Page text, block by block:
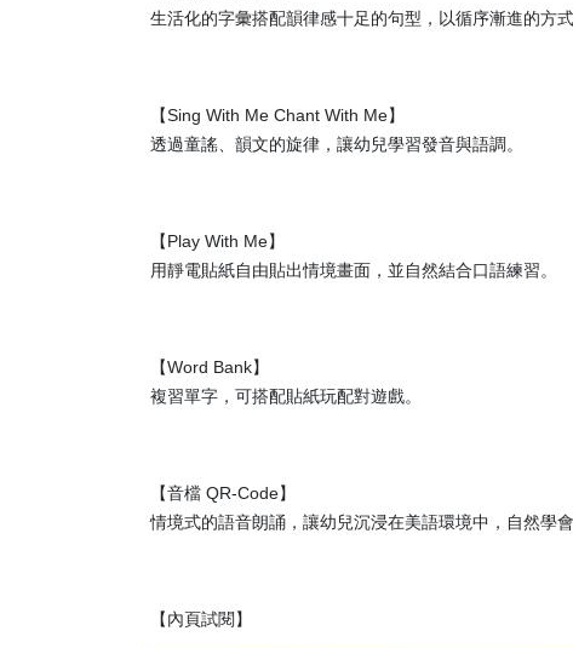
生活化的字彙搭配韻律感十足的句型，以循序漸進的方式
【Sing With Me Chant With Me】
透過童謠、韻文的旋律，讓幼兒學習發音與語調。
【Play With Me】
用靜電貼紙自由貼出情境畫面，並自然結合口語練習。
【Word Bank】
複習單字，可搭配貼紙玩配對遊戲。
【音檔 QR-Code】
情境式的語音朗誦，讓幼兒沉浸在美語環境中，自然學
【內頁試閱】